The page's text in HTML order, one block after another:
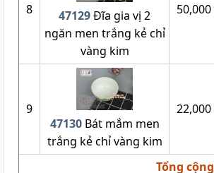
8 47129Đĩa gia vị 2
ngăn men trắng kẻ chỉ
vàng kim
50,000
9
47130Bát mắm men
trắng kẻ chỉ vàng kim
22,000
Tổng cộng